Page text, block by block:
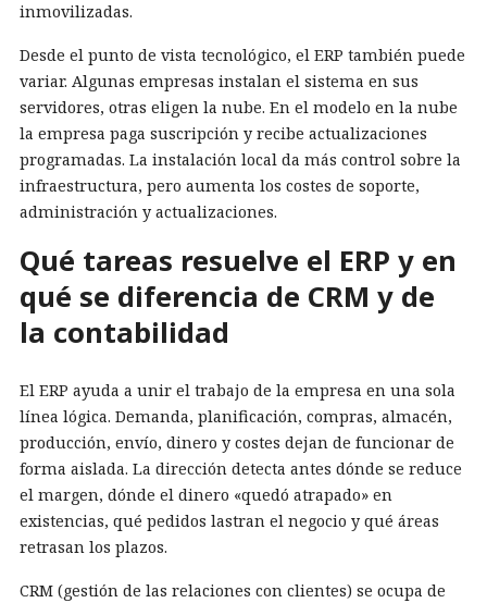
inmovilizadas.
Desde el punto de vista tecnológico, el ERP también puede
variar. Algunas empresas instalan el sistema en sus
servidores, otras eligen la nube. En el modelo en la nube
la empresa paga suscripción y recibe actualizaciones
programadas. La instalación local da más control sobre la
infraestructura, pero aumenta los costes de soporte,
administración y actualizaciones.
Qué tareas resuelve el ERP y en
qué se diferencia de CRM y de
la contabilidad
El ERP ayuda a unir el trabajo de la empresa en una sola
línea lógica. Demanda, planificación, compras, almacén,
producción, envío, dinero y costes dejan de funcionar de
forma aislada. La dirección detecta antes dónde se reduce
el margen, dónde el dinero «quedó atrapado» en
existencias, qué pedidos lastran el negocio y qué áreas
retrasan los plazos.
CRM (gestión de las relaciones con clientes) se ocupa de